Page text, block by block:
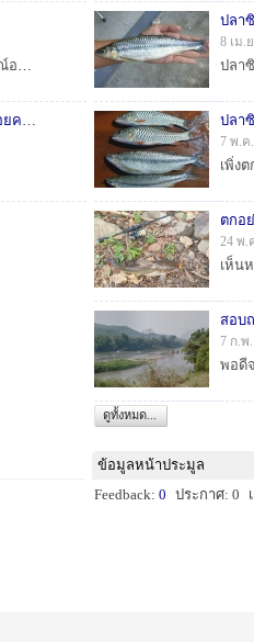
อยากแจ้งข่าวกับนักตกหมึกทั้งหลาย จากข้อมูลที่ได้จากเวปพยากรณ์อากาศ วันนี้(เสาร์ 14พค) ช่วงเย็นๆจนถึงเช้าๆวันอาทิตย์ ชายฝั่งชลบุรี สภาพลมและคลื่นเบาม...
ช่วยแนะนำร้านล้างรอกคุณภาพงานดีๆ กรุงเทพ-สมุทรปราการ หน่อยครับ
ปลา
8 เม.
ปลา
7 พ.ค
ตกอ
24 พ.
สอบ
7 ก.พ
ดูทั้งหมด...
ข้อมูลหน้าประมูล
Feedback: 0 ประกาศ: 0